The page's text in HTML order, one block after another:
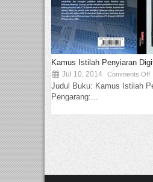
Kamus Istilah Penyiaran
Jul 10, 2014 Comments Off
Judul Buku: Kamus Istilah
Pengarang:...